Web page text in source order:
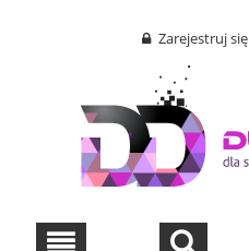
Zarejestruj się